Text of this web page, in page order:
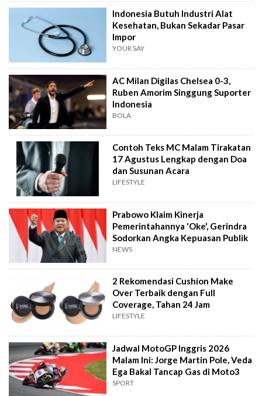
Indonesia Butuh Industri Alat
Kesehatan, Bukan Sekadar Pasar
Impor
YOUR SAY
AC Milan Digilas Chelsea 0-3,
Ruben Amorim Singgung Suporter
Indonesia
BOLA
Contoh Teks MC Malam Tirakatan
17 Agustus Lengkap dengan Doa
dan Susunan Acara
LIFESTYLE
Prabowo Klaim Kinerja
Pemerintahannya 'Oke', Gerindra
Sodorkan Angka Kepuasan Publik
NEWS
2 Rekomendasi Cushion Make
Over Terbaik dengan Full
Coverage, Tahan 24 Jam
LIFESTYLE
Jadwal MotoGP Inggris 2026
Malam Ini: Jorge Martin Pole, Veda
Ega Bakal Tancap Gas di Moto3
SPORT